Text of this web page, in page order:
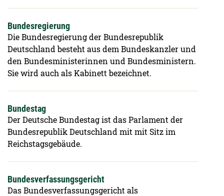
Bundesregierung
Die Bundesregierung der Bundesrepublik
Deutschland besteht aus dem Bundeskanzler und
den Bundesministerinnen und Bundesministern.
Sie wird auch als Kabinett bezeichnet.
Bundestag
Der Deutsche Bundestag ist das Parlament der
Bundesrepublik Deutschland mit mit Sitz im
Reichstagsgebäude.
Bundesverfassungsgericht
Das Bundesverfassungsgericht als